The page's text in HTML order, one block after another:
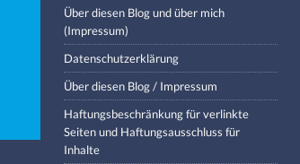
Über diesen Blog und über mich
(Impressum)
Datenschutzerklärung
Über diesen Blog / Impressum
Haftungsbeschränkung für verlinkte
Seiten und Haftungsausschluss für
Inhalte